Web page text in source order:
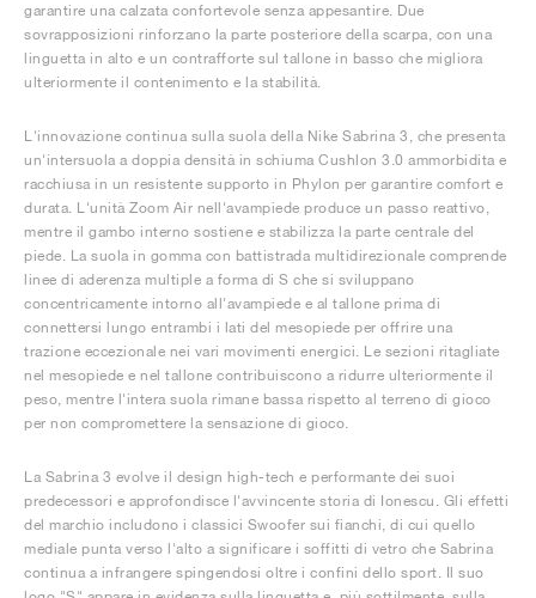
garantire una calzata confortevole senza appesantire. Due
sovrapposizioni rinforzano la parte posteriore della scarpa, con una
linguetta in alto e un contrafforte sul tallone in basso che migliora
ulteriormente il contenimento e la stabilità.
L'innovazione continua sulla suola della Nike Sabrina 3, che presenta
un'intersuola a doppia densità in schiuma Cushlon 3.0 ammorbidita e
racchiusa in un resistente supporto in Phylon per garantire comfort e
durata. L'unità Zoom Air nell'avampiede produce un passo reattivo,
mentre il gambo interno sostiene e stabilizza la parte centrale del
piede. La suola in gomma con battistrada multidirezionale comprende
linee di aderenza multiple a forma di S che si sviluppano
concentricamente intorno all'avampiede e al tallone prima di
connettersi lungo entrambi i lati del mesopiede per offrire una
trazione eccezionale nei vari movimenti energici. Le sezioni ritagliate
nel mesopiede e nel tallone contribuiscono a ridurre ulteriormente il
peso, mentre l'intera suola rimane bassa rispetto al terreno di gioco
per non compromettere la sensazione di gioco.
La Sabrina 3 evolve il design high-tech e performante dei suoi
predecessori e approfondisce l'avvincente storia di Ionescu. Gli effetti
del marchio includono i classici Swoofer sui fianchi, di cui quello
mediale punta verso l'alto a significare i soffitti di vetro che Sabrina
continua a infrangere spingendosi oltre i confini dello sport. Il suo